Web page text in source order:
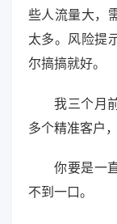
些人流量大，
太多。风险提
尔搞搞就好。
我三个月
多个精准客户
你要是一
不到一口。